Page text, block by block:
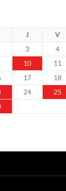
J V
3 4
10 11
17 18
24 25